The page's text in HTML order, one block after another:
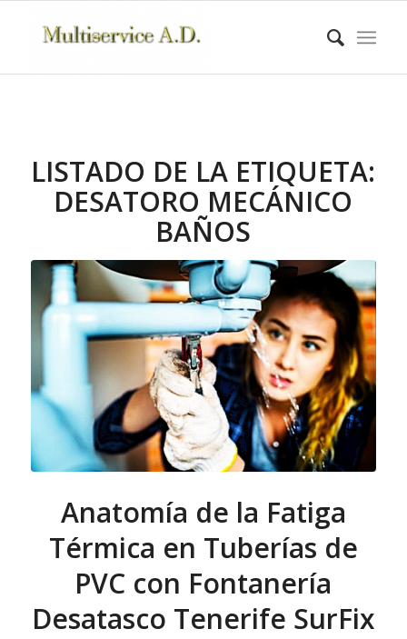
LISTADO DE LA ETIQUETA:
DESATORO MECÁNICO
BAÑOS
Anatomía de la Fatiga
Térmica en Tuberías de
PVC con Fontanería
Desatasco Tenerife SurFix